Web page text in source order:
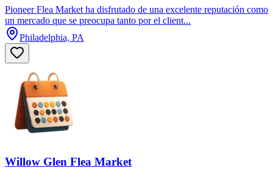
Pioneer Flea Market ha disfrutado de una excelente reputación como
un mercado que se preocupa tanto por el client...
Philadelphia, PA
Willow Glen Flea Market